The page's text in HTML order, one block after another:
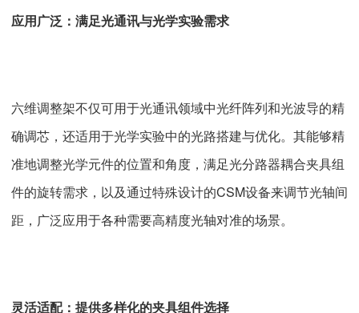
应用广泛：满足光通讯与光学实验需求
六维调整架不仅可用于光通讯领域中光纤阵列和光波导的精
确调芯，还适用于光学实验中的光路搭建与优化。其能够精
准地调整光学元件的位置和角度，满足光分路器耦合夹具组
件的旋转需求，以及通过特殊设计的CSM设备来调节光轴间
距，广泛应用于各种需要高精度光轴对准的场景。
灵活适配：提供多样化的夹具组件选择